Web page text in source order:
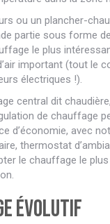
ou un plancher-
partie sous forme
le plus
important (tout le
électriques !).
central dit
de chauffage
d’économie, avec
thermostat
le chauffage le
évolutif